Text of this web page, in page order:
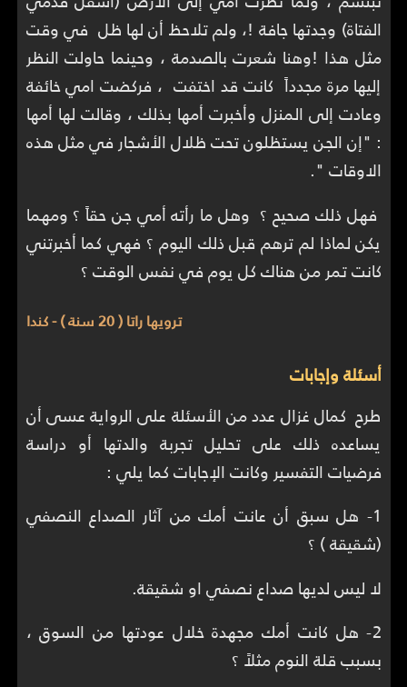
الفتاة) وجدتها جافة !، ولم تلاحظ أن لها ظل في وقت
مثل هذا !وهنا شعرت بالصدمة ، وحينما حاولت النظر
إليها مرة مجدداً كانت قد اختفت ، فركضت امي خائفة
وعادت إلى المنزل وأخبرت أمها بذلك ، وقالت لها أمها
: "إن الجن يستظلون تحت ظلال الأشجار في مثل هذه
الاوقات ".
فهل ذلك صحيح ؟ وهل ما رأته أمي جن حقاً ؟ ومهما
يكن لماذا لم ترهم قبل ذلك اليوم ؟ فهي كما أخبرتني
كانت تمر من هناك كل يوم في نفس الوقت ؟
ترويها راتا ( 20 سنة ) - كندا
أسئلة وإجابات
طرح كمال غزال عدد من الأسئلة على الرواية عسى أن
يساعده ذلك على تحليل تجربة والدتها أو دراسة
فرضيات التفسير وكانت الإجابات كما يلي :
1- هل سبق أن عانت أمك من آثار الصداع النصفي
(شقيقة ) ؟
لا ليس لديها صداع نصفي او شقيقة.
2- هل كانت أمك مجهدة خلال عودتها من السوق ،
بسبب قلة النوم مثلاً ؟